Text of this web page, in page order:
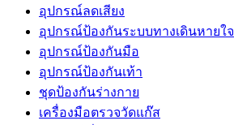
อุปกรณ์ลดเสียง
อุปกรณ์ป้องกันระบบทางเดินหายใจ
อุปกรณ์ป้องกันมือ
อุปกรณ์ป้องกันเท้า
ชุดป้องกันร่างกาย
เครื่องมือตรวจวัดแก๊ส